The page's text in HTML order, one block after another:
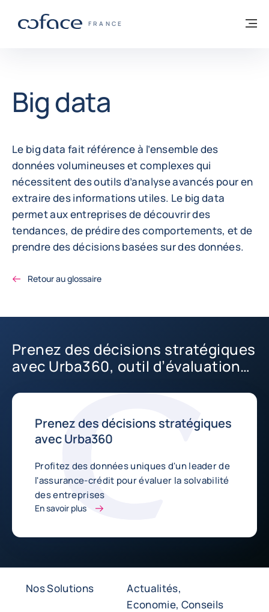
COFACE, FOR TRADE - PAGE D'ACCUEIL
FRANCE
Retour à la page d'accueil
Big data
Le big data fait référence à l’ensemble des
données volumineuses et complexes qui
nécessitent des outils d’analyse avancés pour en
extraire des informations utiles. Le big data
permet aux entreprises de découvrir des
tendances, de prédire des comportements, et de
prendre des décisions basées sur des données.
Retour au glossaire
Prenez des décisions stratégiques
avec Urba360, outil d’évaluation
Prenez des décisions stratégiques
avec Urba360
Profitez des données uniques d'un leader de
l'assurance-crédit pour évaluer la solvabilité
des entreprises
En savoir plus
Nos Solutions
Actualités,
Economie, Conseils